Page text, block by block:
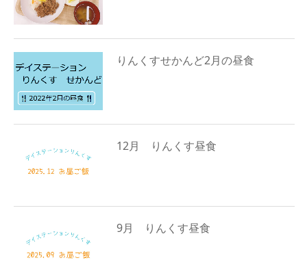
りんくすせかんど2月の昼食
12月 りんくす昼食
9月 りんくす昼食